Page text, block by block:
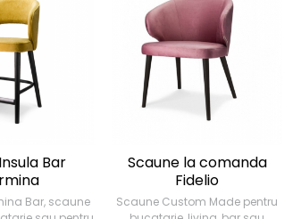
Bar
Bar, scaune
Scaune la comanda
Fidelio
Scaune Custom Made pentru